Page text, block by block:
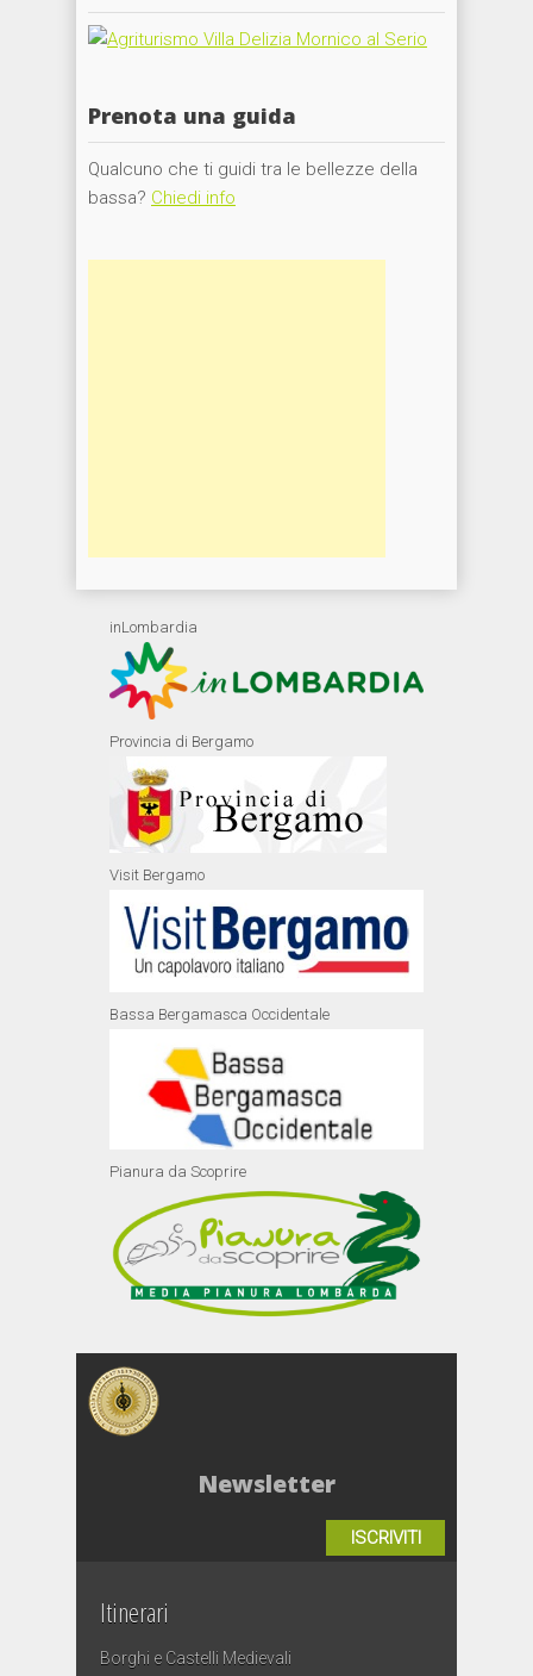
Prenota una guida
Qualcuno che ti guidi tra le bellezze della
bassa? Chiedi info
inLombardia
Provincia di Bergamo
Visit Bergamo
Bassa Bergamasca Occidentale
Pianura da Scoprire
Newsletter
ISCRIVITI
Itinerari
Borghi e Castelli Medievali